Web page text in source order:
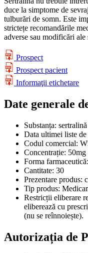
duce la simptome de
tulburări de somn. Este
strictețe recomandările
adverse sau modificări
Prospect
Prospect pacient
Informaţii etichetare
Date generale
Substanța: sertralină
Data ultimei liste de
Codul comercial:
Concentrație: 50mg
Forma farmaceutică:
Cantitate: 30
Prezentare produs:
Tip produs:
Restricții eliberare
eliberează cu
(nu se reînnoiește).
Autorizația de